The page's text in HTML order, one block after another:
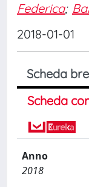
Federica;
2018-01-01
Scheda
Scheda
Anno
2018